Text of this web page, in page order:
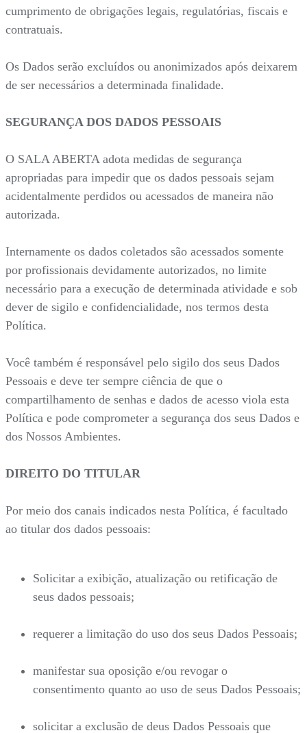
cumprimento de obrigações legais, regulatórias, fiscais e
contratuais.
Os Dados serão excluídos ou anonimizados após deixarem
de ser necessários a determinada finalidade.
SEGURANÇA DOS DADOS PESSOAIS
O SALA ABERTA adota medidas de segurança
apropriadas para impedir que os dados pessoais sejam
acidentalmente perdidos ou acessados de maneira não
autorizada.
Internamente os dados coletados são acessados somente
por profissionais devidamente autorizados, no limite
necessário para a execução de determinada atividade e sob
dever de sigilo e confidencialidade, nos termos desta
Política.
Você também é responsável pelo sigilo dos seus Dados
Pessoais e deve ter sempre ciência de que o
compartilhamento de senhas e dados de acesso viola esta
Política e pode comprometer a segurança dos seus Dados e
dos Nossos Ambientes.
DIREITO DO TITULAR
Por meio dos canais indicados nesta Política, é facultado
ao titular dos dados pessoais:
Solicitar a exibição, atualização ou retificação de
seus dados pessoais;
requerer a limitação do uso dos seus Dados Pessoais;
manifestar sua oposição e/ou revogar o
consentimento quanto ao uso de seus Dados Pessoais;
solicitar a exclusão de deus Dados Pessoais que